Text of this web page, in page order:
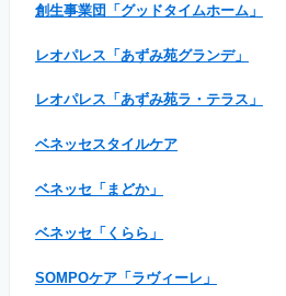
創生事業団「グッドタイムホーム」
レオパレス「あずみ苑グランデ」
レオパレス「あずみ苑ラ・テラス」
ベネッセスタイルケア
ベネッセ「まどか」
ベネッセ「くらら」
SOMPOケア「ラヴィーレ」